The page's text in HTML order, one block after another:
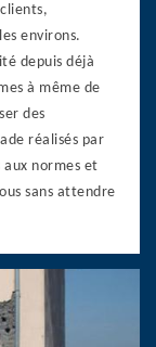
environs.
depuis déjà
à même de
des
réalisés par
normes et
sans attendre